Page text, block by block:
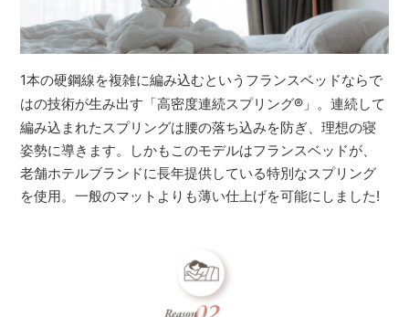
1本の硬鋼線を複雑に編み込むというフランスベッドならで
はの技術が生み出す「高密度連続スプリング® 」。連続して
編み込まれたスプリングは腰の落ち込みを防ぎ、理想の寝
姿勢に導きます。しかもこのモデルはフランスベッドが、
老舗ホテルブランドに長年提供している特別なスプリング
を使用。一般のマットよりも薄い仕上げを可能にしました!